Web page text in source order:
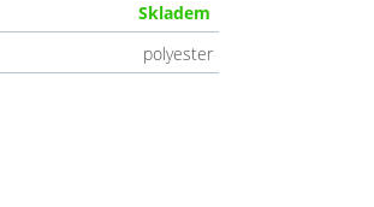
Skladem
polyester